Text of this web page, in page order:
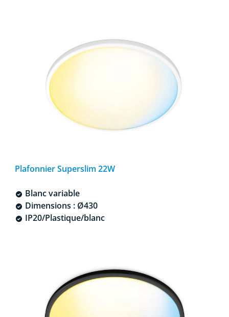
Plafonnier Superslim 22W
Blanc variable
Dimensions : Ø430
IP20/Plastique/blanc